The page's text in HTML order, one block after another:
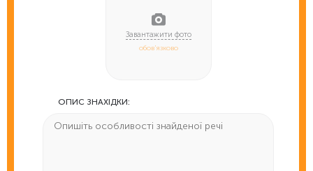
обов'язково
ОПИС ЗНАХІДКИ: